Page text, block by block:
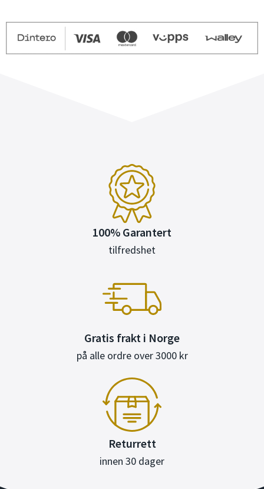
100% Garantert
tilfredshet
Gratis frakt i Norge
på alle ordre over 3000 kr
Returrett
innen 30 dager